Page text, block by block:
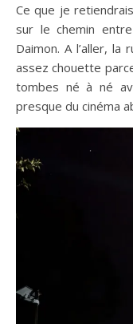
Ce que je
sur le chemin
Daimon. A l’aller,
assez chouette
tombes né à né
presque du cinéma